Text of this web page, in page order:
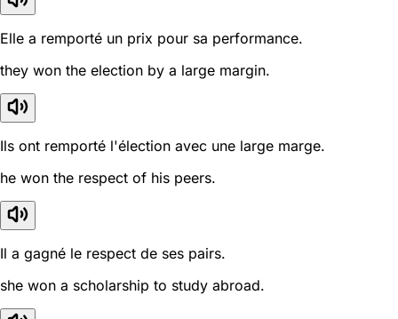
Elle a remporté un prix pour sa performance.
they won the election by a large margin.
Ils ont remporté l'élection avec une large marge.
he won the respect of his peers.
Il a gagné le respect de ses pairs.
she won a scholarship to study abroad.